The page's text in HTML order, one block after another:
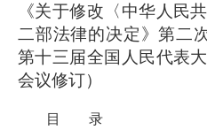
《关于修改〈中华人民
二部法律的决定》第二
第十三届全国人民代表
会议修订）
目 录